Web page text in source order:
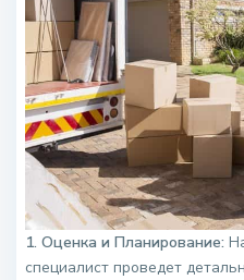
1. Оценка и Планирование:
специалист проведет